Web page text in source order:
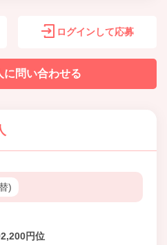
ログインして応募
に問い合わせる
)
円位